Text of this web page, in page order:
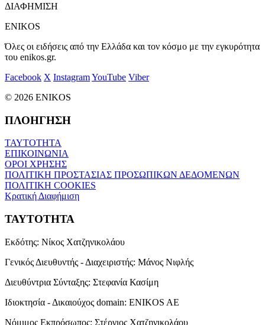
ΔΙΑΦΗΜΙΣΗ
ENIKOS
Όλες οι ειδήσεις από την Ελλάδα και τον κόσμο με την εγκυρότητα
του enikos.gr.
Facebook X InstagramYouTube Viber
© 2026 ENIKOS
ΠΛΟΗΓΗΣΗ
ΤΑΥΤΟΤΗΤΑ
ΕΠΙΚΟΙΝΩΝΙΑ
ΟΡΟΙ ΧΡΗΣΗΣ
ΠΟΛΙΤΙΚΗ ΠΡΟΣΤΑΣΙΑΣ ΠΡΟΣΩΠΙΚΩΝ ΔΕΔΟΜΕΝΩΝ
ΠΟΛΙΤΙΚΗ COOKIES
Κρατική Διαφήμιση
ΤΑΥΤΟΤΗΤΑ
Εκδότης: Νίκος Χατζηνικολάου
Γενικός Διευθυντής - Διαχειριστής: Μάνος Νιφλής
Διευθύντρια Σύνταξης: Στεφανία Κασίμη
Ιδιοκτησία - Δικαιούχος domain: ENIKOS AE
Νόμιμος Εκπρόσωπος: Στέργιος Χατζηνικολάου